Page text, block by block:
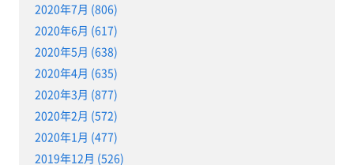
2020年7月 (806)
2020年6月 (617)
2020年5月 (638)
2020年4月 (635)
2020年3月 (877)
2020年2月 (572)
2020年1月 (477)
2019年12月 (526)